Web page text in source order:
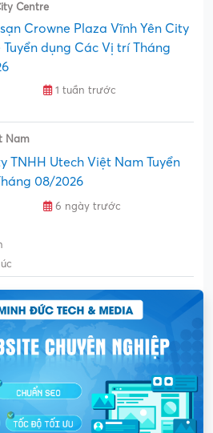
Centre
Crowne Plaza Vĩnh Yên City
Tuyển dụng Các Vị trí Tháng
1 tuần trước
Nam
TNHH Utech Việt Nam Tuyển
08/2026
6 ngày trước